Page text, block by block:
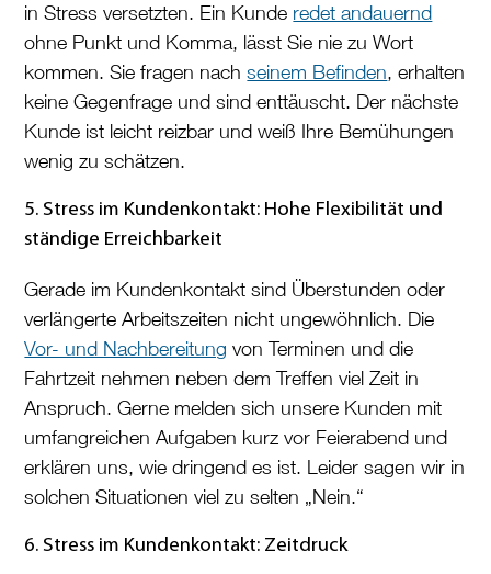
in Stress versetzten. Ein Kunde redet andauernd
ohne Punkt und Komma, lässt Sie nie zu Wort
kommen. Sie fragen nachseinem Befinden, erhalten
keine Gegenfrage und sind enttäuscht. Der nächste
Kunde ist leicht reizbar und weiß Ihre Bemühungen
wenig zu schätzen.
5. Stress im Kundenkontakt: Hohe Flexibilität und
ständige Erreichbarkeit
Gerade im Kundenkontakt sind Überstunden oder
verlängerte Arbeitszeiten nicht ungewöhnlich. Die
Vor- und Nachbereitung von Terminen und die
Fahrtzeit nehmen neben dem Treffen viel Zeit in
Anspruch. Gerne melden sich unsere Kunden mit
umfangreichen Aufgaben kurz vor Feierabend und
erklären uns, wie dringend es ist. Leider sagen wir in
solchen Situationen viel zu selten „Nein.“
6. Stress im Kundenkontakt: Zeitdruck